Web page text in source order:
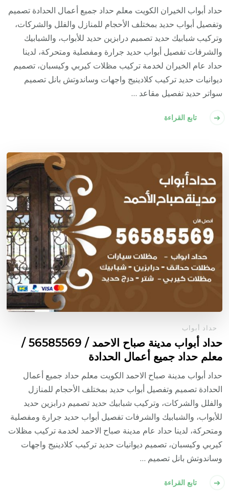
حداد أبواب الخيران الكويت معلم حداد جميع أعمال الحدادة تصميم
وتفصيل أبواب حديد بمختلف الأحجام للمنازل والفلل والشركات،
وتركيب شبابيك حديد تصميم درابزين حديد للأبواب، والشبابيك
والشرفات تفصيل أبواب حديد جرارة ومفصلية ومتحركة، لدينا
حداد عام الخيران لخدمة تركيب مظلات كيربي وكيسبان، تصميم
ديوانيات حديد تركيب كلادينيج واجهات وساندوتش بانل تصميم
سواتر حديد تفصيل مقاعد …
تابع القراءة
حداد أبواب
حداد أبواب مدينة صباح الاحمد / 56585569 /
معلم حداد جميع أعمال الحدادة
حداد أبواب مدينة صباح الاحمد الكويت معلم حداد جميع أعمال
الحدادة تصميم وتفصيل أبواب حديد بمختلف الأحجام للمنازل
والفلل والشركات، وتركيب شبابيك حديد تصميم درابزين حديد
للأبواب، والشبابيك والشرفات تفصيل أبواب حديد جرارة ومفصلية
ومتحركة، لدينا حداد عام مدينة صباح الاحمد لخدمة تركيب مظلات
كيربي وكيسبان، تصميم ديوانيات حديد تركيب كلادينيج واجهات
وساندوتش بانل تصميم …
تابع القراءة